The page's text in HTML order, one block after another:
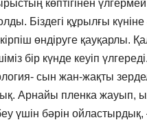
көптігінен
Біздегі құрылғы
өндіруге қауқарлы.
бір күнде кеуіп
сын жан-жақты
Арнайы пленка жауып,
үшін бәрін